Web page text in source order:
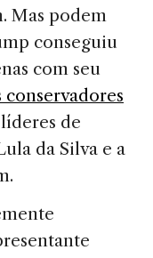
Mas podem
conseguiu
com seu
de
da Silva e a